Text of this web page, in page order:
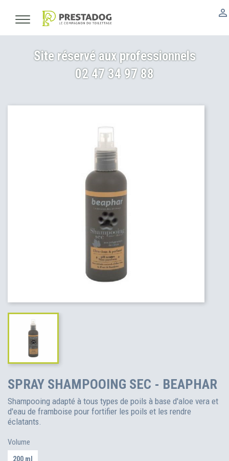

Site réservé aux professionnels
02 47 34 97 88
SPRAY SHAMPOOING SEC - BEAPHAR
Shampooing adapté à tous types de poils à base d'aloe vera et
d'eau de framboise pour fortifier les poils et les rendre
éclatants.
Volume
200 ml